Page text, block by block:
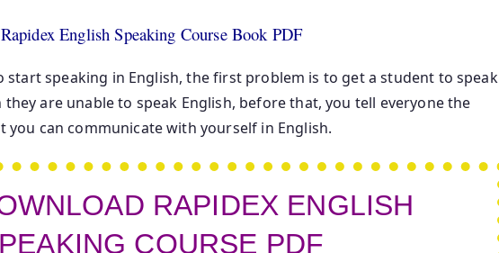
Rapidex English Speaking Course Book PDF
start speaking in English, the first problem is to get a student to speak
are unable to speak English, before that, you tell everyone the
can communicate with yourself in English.
RAPIDEX ENGLISH
COURSE PDF